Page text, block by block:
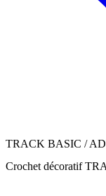
TRACK BASIC /
Crochet décoratif